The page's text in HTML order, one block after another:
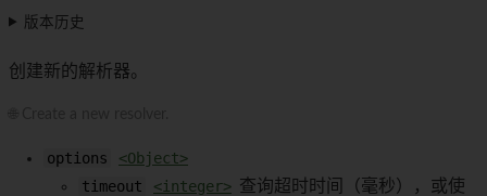
版本历史
创建新的解析器。
options
<Object>
timeout
<integer> 查询超时时间（毫秒），或使